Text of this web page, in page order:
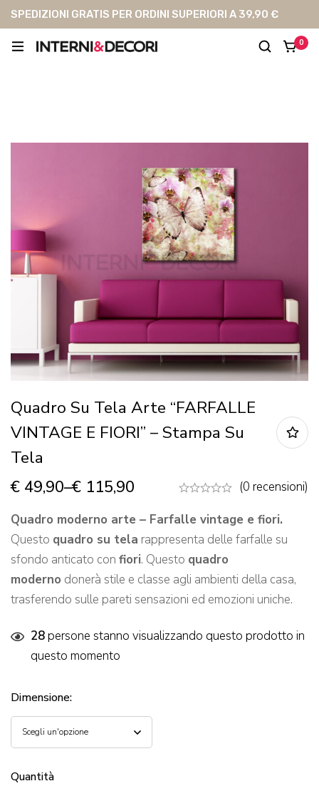
SPEDIZIONI GRATIS PER ORDINI SUPERIORI A 39,90 €
0
Quadro Su Tela Arte “FARFALLE
VINTAGE E FIORI” – Stampa Su
Tela
€ 49,90–€ 115,90
(0 recensioni)
Quadro moderno arte – Farfalle vintage e fiori.
Questo quadro su tela rappresenta delle farfalle su
sfondo anticato con fiori. Questo quadro
moderno donerà stile e classe agli ambienti della casa,
trasferendo sulle pareti sensazioni ed emozioni uniche.
28persone stanno visualizzando questo prodotto in
questo momento
Dimensione:
Quantità